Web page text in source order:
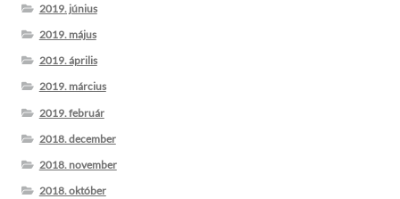
2019. június
2019. május
2019. április
2019. március
2019. február
2018. december
2018. november
2018. október